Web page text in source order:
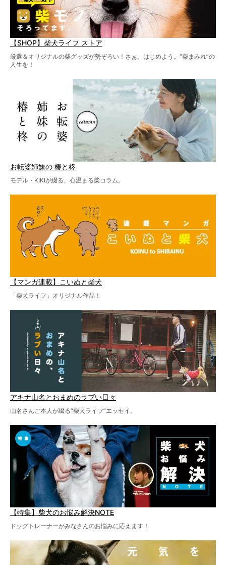
【SHOP】柴犬ライフ ストア
厳選＆オリジナルの柴グッズが勢ぞろい！さぁ、はじめよう。“柴まみれ”の
人生を！
お転婆姉妹の 椿と柊
モデル・KIKIが綴る、心温まる柴コラム。
【マンガ連載】こいぬと柴犬
「柴犬ライフ」オリジナル作品！
アキナ山名とおまめのラブい日々
山名さんご本人が綴る“柴犬ライフ”エッセイ。
【特集】柴犬のお悩み解決NOTE
ドッグトレーナーがみなさんのお悩みに応えます！